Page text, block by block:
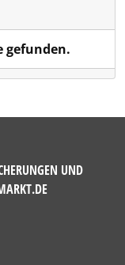
gefunden.
UND